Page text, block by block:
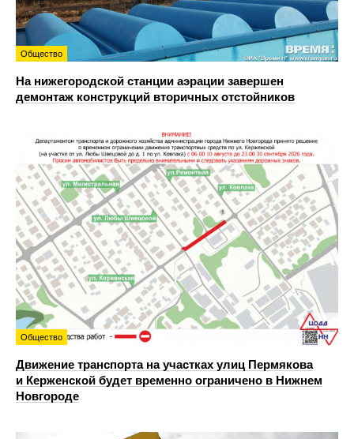
Общество
На нижегородской станции аэрации завершен
демонтаж конструкций вторичных отстойников
Общество
Движение транспорта на участках улиц Пермякова
и Керженской будет временно ограничено в Нижнем
Новгороде